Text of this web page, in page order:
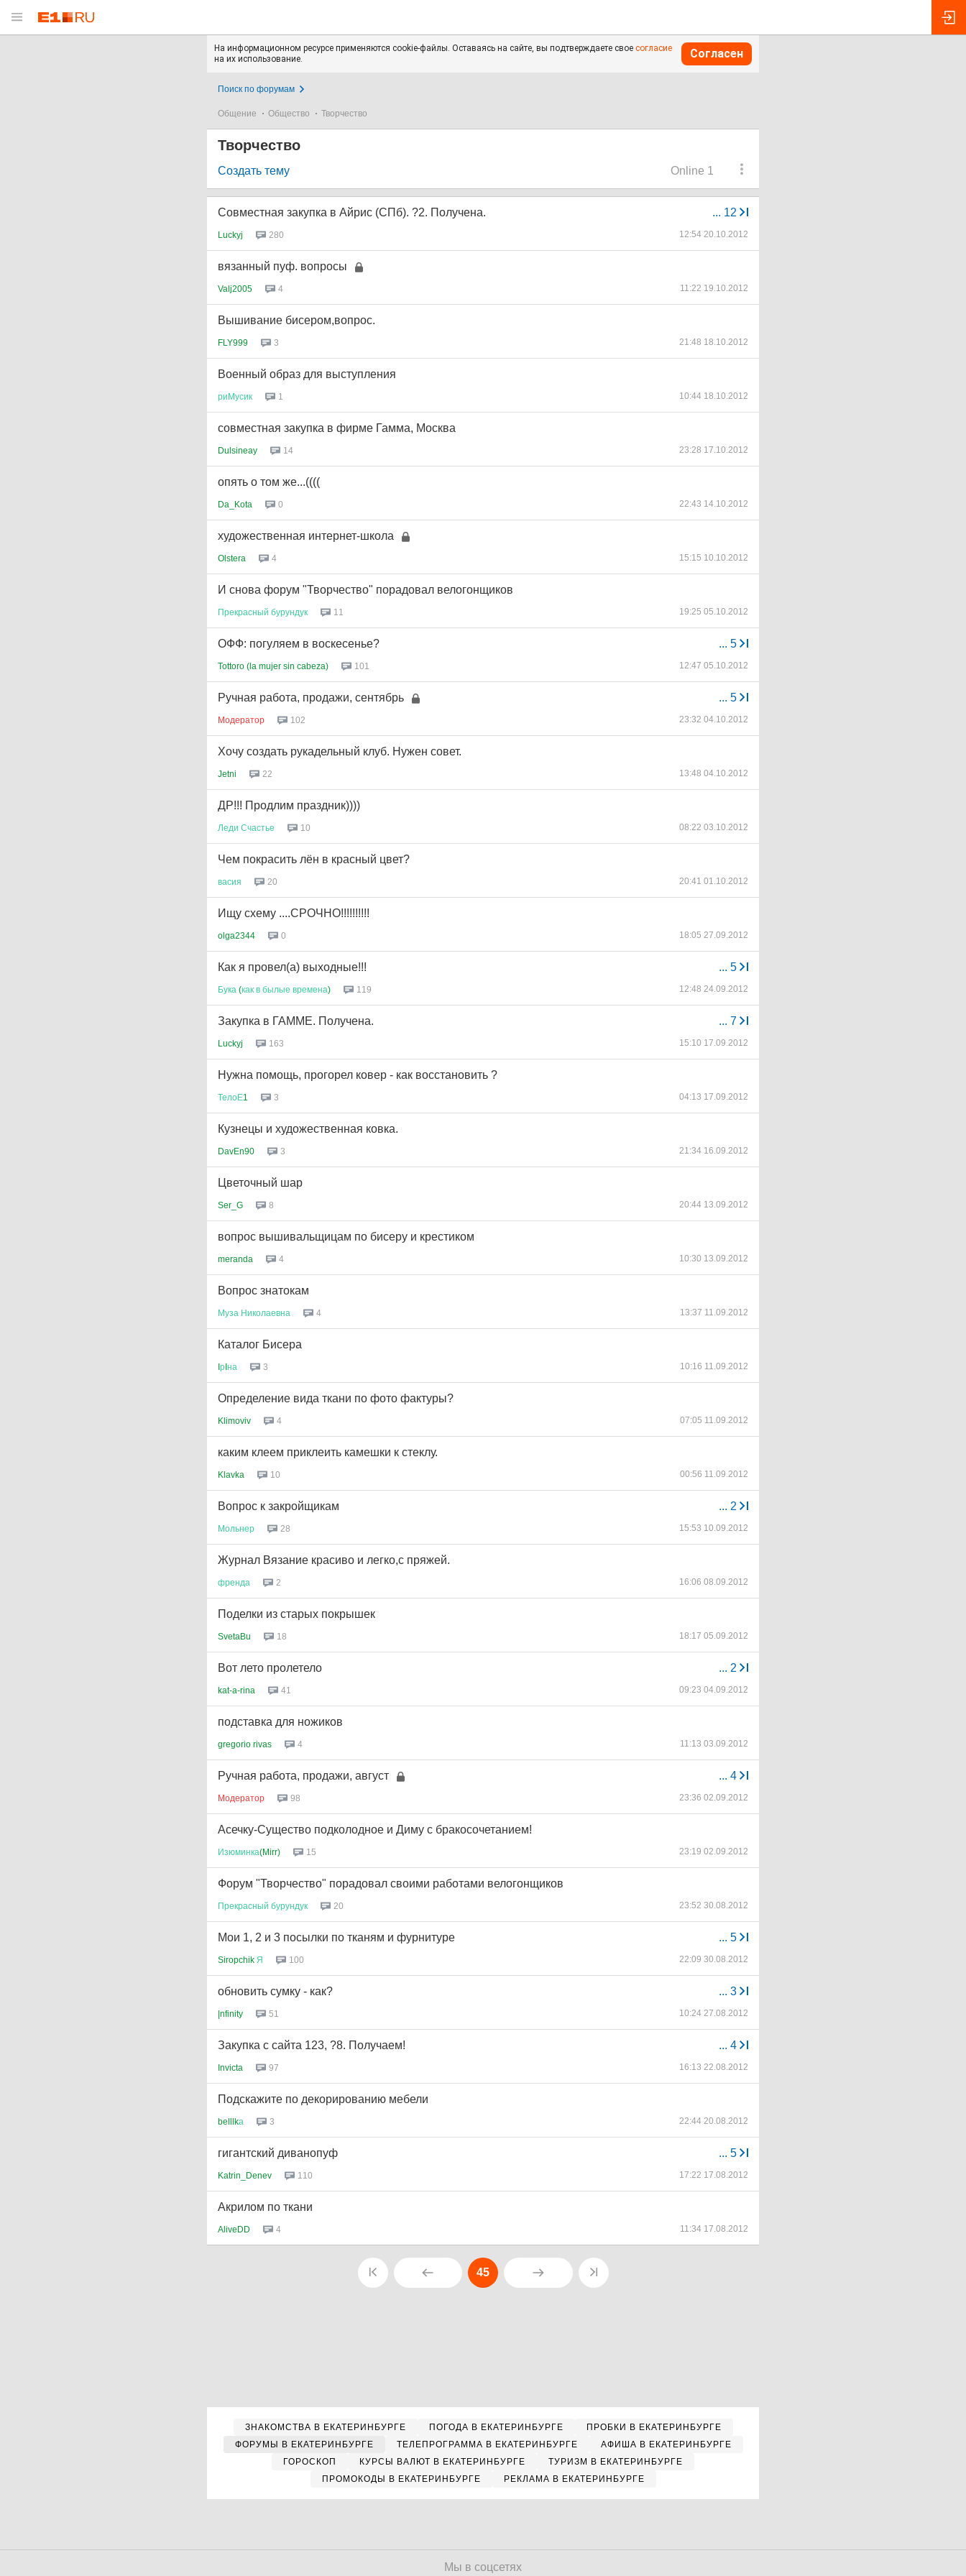
На информационном ресурсе применяются cookie-файлы. Оставаясь на сайте, вы подтверждаете свое согласие
на их использование.
Согласен
Поиск по форумам
Общение Общество Творчество
Творчество
Online 1
Создать тему
... 12
Совместная закупка в Айрис (СПб). ?2. Получена.
Luckyj 280 12:54 20.10.2012
вязанный пуф. вопросы
Valj2005 4 11:22 19.10.2012
Вышивание бисером,вопрос.
FLY999 3 21:48 18.10.2012
Военный образ для выступления
риМусик 1 10:44 18.10.2012
совместная закупка в фирме Гамма, Москва
Dulsineay 14 23:28 17.10.2012
опять о том же...((((
Da_Kota 0 22:43 14.10.2012
художественная интернет-школа
Olstera 4 15:15 10.10.2012
И снова форум "Творчество" порадовал велогонщиков
Прекрасный бурундук 11 19:25 05.10.2012
... 5
ОФФ: погуляем в воскесенье?
Tottoro (la mujer sin cabeza) 101 12:47 05.10.2012
... 5
Ручная работа, продажи, сентябрь
Модератор 102 23:32 04.10.2012
Хочу создать рукадельный клуб. Нужен совет.
Jetni 22 13:48 04.10.2012
ДР!!! Продлим праздник))))
Леди Счастье 10 08:22 03.10.2012
Чем покрасить лён в красный цвет?
васия 20 20:41 01.10.2012
Ищу схему ....СРОЧНО!!!!!!!!!!
olga2344 0 18:05 27.09.2012
... 5
Как я провел(а) выходные!!!
Бука (как в былые времена) 119 12:48 24.09.2012
... 7
Закупка в ГАММЕ. Получена.
Luckyj 163 15:10 17.09.2012
Нужна помощь, прогорел ковер - как восстановить ?
ТелоЕ1 3 04:13 17.09.2012
Кузнецы и художественная ковка.
DavEn90 3 21:34 16.09.2012
Цветочный шар
Ser_G 8 20:44 13.09.2012
вопрос вышивальщицам по бисеру и крестиком
meranda 4 10:30 13.09.2012
Вопрос знатокам
Муза Николаевна 4 13:37 11.09.2012
Каталог Бисера
IрIна 3 10:16 11.09.2012
Определение вида ткани по фото фактуры?
Klimoviv 4 07:05 11.09.2012
каким клеем приклеить камешки к стеклу.
Klavka 10 00:56 11.09.2012
... 2
Вопрос к закройщикам
Мольнер 28 15:53 10.09.2012
Журнал Вязание красиво и легко,с пряжей.
френда 2 16:06 08.09.2012
Поделки из старых покрышек
SvetaBu 18 18:17 05.09.2012
... 2
Вот лето пролетело
kat-a-rina 41 09:23 04.09.2012
подставка для ножиков
gregorio rivas 4 11:13 03.09.2012
... 4
Ручная работа, продажи, август
Модератор 98 23:36 02.09.2012
Асечку-Существо подколодное и Диму с бракосочетанием!
Изюминка(Mirr) 15 23:19 02.09.2012
Форум "Творчество" порадовал своими работами велогонщиков
Прекрасный бурундук 20 23:52 30.08.2012
... 5
Мои 1, 2 и 3 посылки по тканям и фурнитуре
Siropchik Я 100 22:09 30.08.2012
... 3
обновить сумку - как?
|nfinity 51 10:24 27.08.2012
... 4
Закупка с сайта 123, ?8. Получаем!
Invicta 97 16:13 22.08.2012
Подскажите по декорированию мебели
belllkа 3 22:44 20.08.2012
... 5
гигантский диванопуф
Katrin_Denev 110 17:22 17.08.2012
Акрилом по ткани
AliveDD 4 11:34 17.08.2012
45
ЗНАКОМСТВА В ЕКАТЕРИНБУРГЕ ПОГОДА В ЕКАТЕРИНБУРГЕ
ПРОБКИ В ЕКАТЕРИНБУРГЕ
ФОРУМЫ В ЕКАТЕРИНБУРГЕ
ТЕЛЕПРОГРАММА В ЕКАТЕРИНБУРГЕ
АФИША В ЕКАТЕРИНБУРГЕ
ГОРОСКОП
КУРСЫ ВАЛЮТ В ЕКАТЕРИНБУРГЕ
ТУРИЗМ В ЕКАТЕРИНБУРГЕ
ПРОМОКОДЫ В ЕКАТЕРИНБУРГЕ
РЕКЛАМА В ЕКАТЕРИНБУРГЕ
Мы в соцсетях